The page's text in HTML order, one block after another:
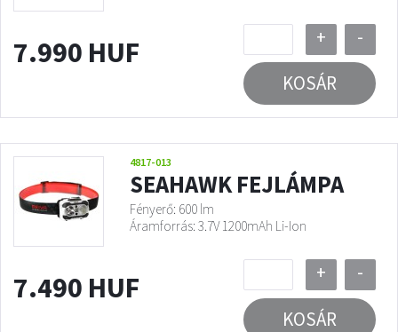
7.990 HUF +
-
KOSÁR
4817-013
SEAHAWK FEJLÁMPA
Fényerő: 600 lm
Áramforrás: 3.7V 1200mAh Li-Ion
7.490 HUF +
-
KOSÁR